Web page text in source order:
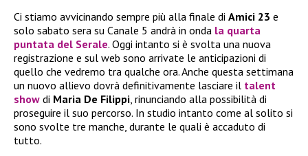
Ci stiamo avvicinando sempre più alla finale di Amici 23 e
solo sabato sera su Canale 5 andrà in onda la quarta
puntata del Serale. Oggi intanto si è svolta una nuova
registrazione e sul web sono arrivate le anticipazioni di
quello che vedremo tra qualche ora. Anche questa settimana
un nuovo allievo dovrà definitivamente lasciare il talent
show di Maria De Filippi, rinunciando alla possibilità di
proseguire il suo percorso. In studio intanto come al solito si
sono svolte tre manche, durante le quali è accaduto di
tutto.